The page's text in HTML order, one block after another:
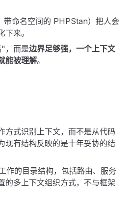
命名空间的 PHPStan）把人会
来。
，而是边界足够强，一个上下文
能被理解。
方式识别上下文，而不是从代码
有结构反映的是十年妥协的结
作的目录结构，包括路由、服务
的多上下文组织方式，不与框架